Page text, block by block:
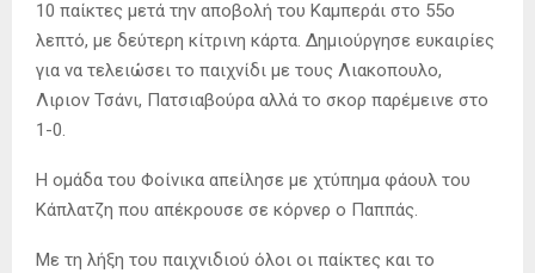
10 παίκτες μετά την αποβολή του Καμπεράι στο 55ο
λεπτό, με δεύτερη κίτρινη κάρτα. Δημιούργησε ευκαιρίες
για να τελειώσει το παιχνίδι με τους Λιακοπουλο,
Λιριον Τσάνι, Πατσιαβούρα αλλά το σκορ παρέμεινε στο
1-0.
Η ομάδα του Φοίνικα απείλησε με χτύπημα φάουλ του
Κάπλατζη που απέκρουσε σε κόρνερ ο Παππάς.
Με τη λήξη του παιχνιδιού όλοι οι παίκτες και το